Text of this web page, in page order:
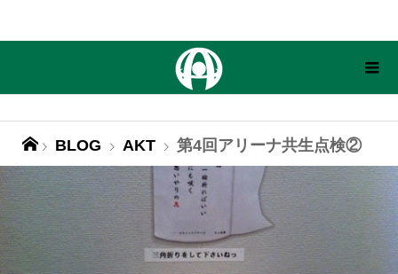
BLOG AKT 第4回アリーナ共生点検②